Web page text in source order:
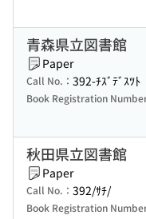
青森県立図書館
Paper
Call No.： 392-ﾁｽﾞﾃﾞｽﾂﾄ
Book Registration Number
秋田県立図書館
Paper
Call No.： 392/ｻﾁ/
Book Registration Number